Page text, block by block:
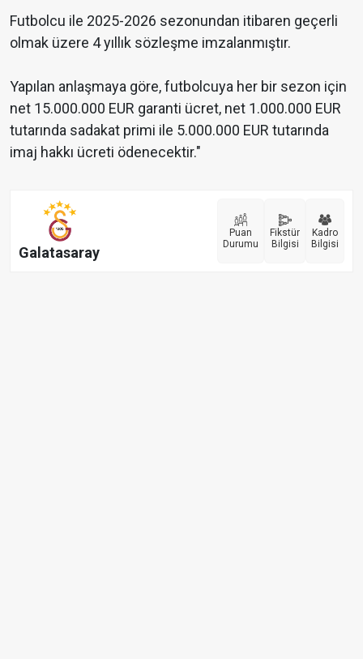
Futbolcu ile 2025-2026 sezonundan itibaren geçerli
olmak üzere 4 yıllık sözleşme imzalanmıştır.
Yapılan anlaşmaya göre, futbolcuya her bir sezon için
net 15.000.000 EUR garanti ücret, net 1.000.000 EUR
tutarında sadakat primi ile 5.000.000 EUR tutarında
imaj hakkı ücreti ödenecektir."
Galatasaray
Puan
Durumu
Fikstür
Bilgisi
Kadro
Bilgisi